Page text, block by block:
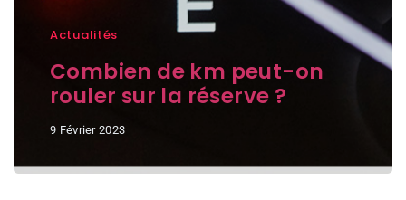
Actualités
Combien de km peut-on
rouler sur la réserve ?
9 Février 2023